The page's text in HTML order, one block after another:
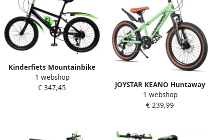
Kinderfiets Mountainbike
Jeugdfiets Outdoor
Avontuurlijke Ritten 6
1 webshop
€ 347,45
JOYSTAR KEANO Huntaway
Mountainbike 20 inch
Kinder MTB 7 Versnellingen
1 webshop
€ 239,99